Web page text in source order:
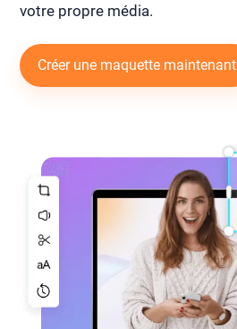
votre propre média.
Créer une maquette maintenant